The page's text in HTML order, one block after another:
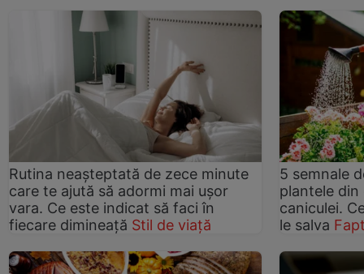
Rutina neașteptată de zece minute
care te ajută să adormi mai ușor
vara. Ce este indicat să faci în
fiecare dimineață Stil de viață
5 semnale
plantele
caniculei.
le salva